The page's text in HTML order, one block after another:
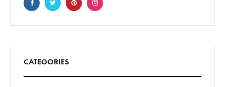
CATEGORIES